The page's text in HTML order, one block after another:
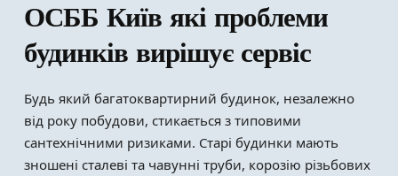
ОСББ Київ які проблеми
будинків вирішує сервіс
Будь який багатоквартирний будинок, незалежно
від року побудови, стикається з типовими
сантехнічними ризиками. Старі будинки мають
зношені сталеві та чавунні труби, корозію різьбових